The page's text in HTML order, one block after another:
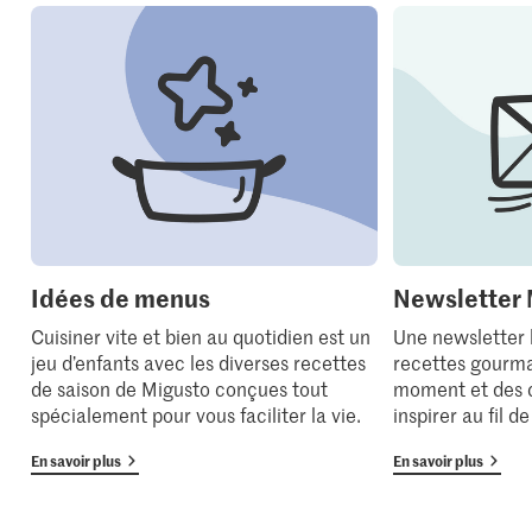
Idées de menus
Cuisiner vite et bien au quotidien est un
jeu d’enfants avec les diverses recettes
de saison de Migusto conçues tout
spécialement pour vous faciliter la vie.
En savoir plus
Newsletter
Une newsletter
recettes
moment et des
inspirer au fil
En savoir plus